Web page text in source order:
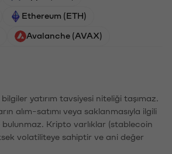
Ethereum (ETH)
Avalanche (AVAX)
yatırım tavsiyesi niteliği taşımaz.
alım-satımı veya saklanmasıyla ilgili
Kripto varlıklar (stablecoin
volatiliteye sahiptir ve ani değer